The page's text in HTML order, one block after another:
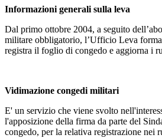
Informazioni generali sulla leva
Dal primo ottobre 2004, a seguito
militare obbligatorio, l’Ufficio Leva
registra il foglio di congedo e aggiorna i
Vidimazione congedi militari
E' un servizio che viene svolto
l'apposizione della firma da parte del
congedo, per la relativa registrazione nei